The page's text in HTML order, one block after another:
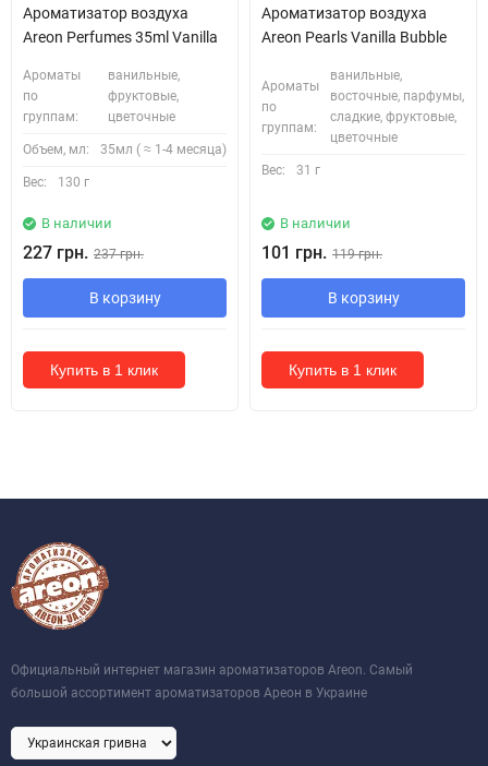
Ароматизатор воздуха
Areon Perfumes 35ml Vanilla
Ароматы
по
группам:
ванильные,
фруктовые,
цветочные
Объем, мл: 35мл ( ≈ 1-4 месяца)
Вес: 130 г
В наличии
227 грн. 237 грн.
В корзину
Купить в 1 клик
Ароматизатор воздуха
Areon Pearls Vanilla Bubble
Ароматы
по
группам:
ванильные,
восточные, парфумы,
сладкие, фруктовые,
цветочные
Вес: 31 г
В наличии
101 грн. 119 грн.
В корзину
Купить в 1 клик
Официальный интернет магазин ароматизаторов Areon. Самый
большой ассортимент ароматизаторов Ареон в Украине